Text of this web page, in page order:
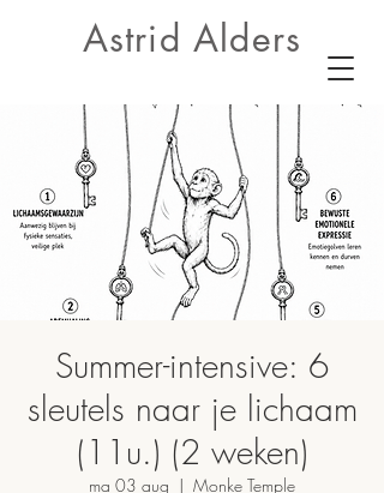
Astrid Alders
Summer-intensive: 6
sleutels naar je lichaam
(11u.) (2 weken)
ma 03 aug
  |
Monke Temple